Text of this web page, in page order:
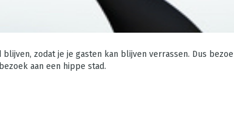
zodat je je gasten kan blijven verrassen. Dus
aan een hippe stad.